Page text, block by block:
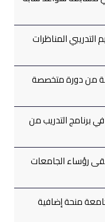
المناظرات
من دورة متخصصة
برنامج التدريب من
رؤساء الجامعات
منحة إضافية